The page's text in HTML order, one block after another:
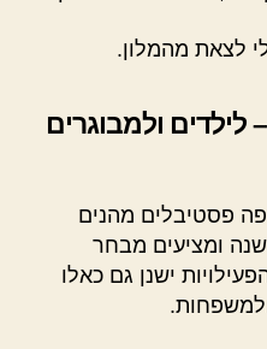
לצאת מהמלון.
ולמבוגרים
פסטיבלים מהנים
ומציעים מבחר
ישנן גם כאלו